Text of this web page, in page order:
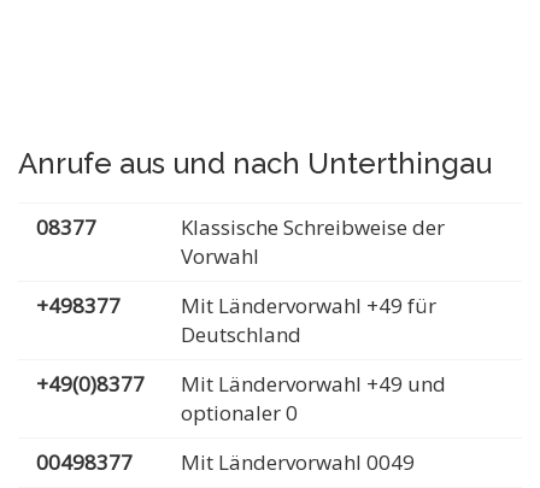
Anrufe aus und nach Unterthingau
08377
Klassische Schreibweise der
Vorwahl
+498377
Mit Ländervorwahl +49 für
Deutschland
+49(0)8377
Mit Ländervorwahl +49 und
optionaler 0
00498377
Mit Ländervorwahl 0049